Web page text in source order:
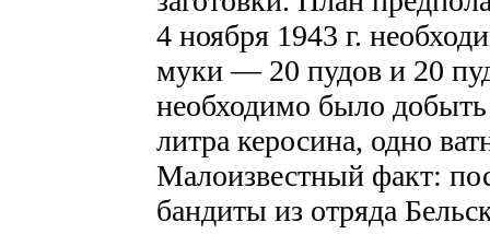
4 ноября 1943 г.
муки — 20 пудов и 20
необходимо было добыть
литра керосина, одно
Малоизвестный факт:
бандиты из отряда